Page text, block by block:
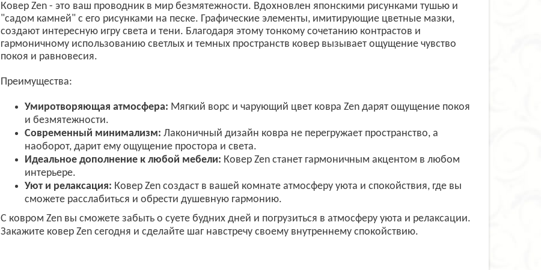
Ковер Zen - это ваш проводник в мир безмятежности. Вдохновлен японскими рисунками тушью и
"садом камней" с его рисунками на песке. Графические элементы, имитирующие цветные мазки,
создают интересную игру света и тени. Благодаря этому тонкому сочетанию контрастов и
гармоничному использованию светлых и темных пространств ковер вызывает ощущение чувство
покоя и равновесия.
Преимущества:
Умиротворяющая атмосфера: Мягкий ворс и чарующий цвет ковра Zen дарят ощущение покоя
и безмятежности.
Современный минимализм: Лаконичный дизайн ковра не перегружает пространство, а
наоборот, дарит ему ощущение простора и света.
Идеальное дополнение к любой мебели: Ковер Zen станет гармоничным акцентом в любом
интерьере.
Уют и релаксация: Ковер Zen создаст в вашей комнате атмосферу уюта и спокойствия, где вы
сможете расслабиться и обрести душевную гармонию.
С ковром Zen вы сможете забыть о суете будних дней и погрузиться в атмосферу уюта и релаксации.
Закажите ковер Zen сегодня и сделайте шаг навстречу своему внутреннему спокойствию.